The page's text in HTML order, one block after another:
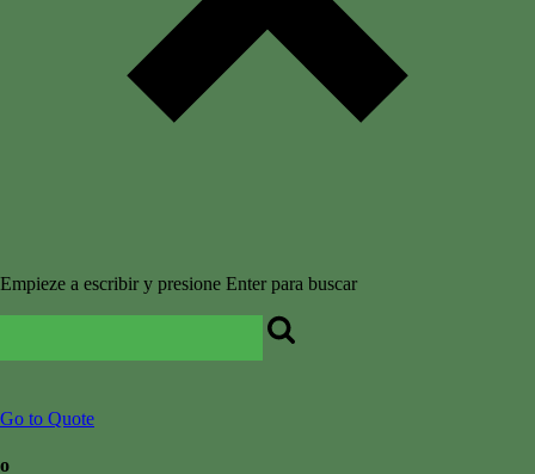
Empieze a escribir y presione Enter para buscar
Go to Quote
o